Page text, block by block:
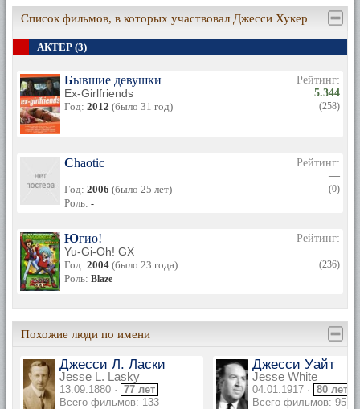
Список фильмов, в которых участвовал Джесси Хукер
АКТЕР (3)
Бывшие девушки
Ex-Girlfriends
Год: 2012 (было 31 год)
Рейтинг:
5.344
(258)
Chaotic
Год: 2006 (было 25 лет)
Роль: -
Рейтинг:
—
(0)
Югио!
Yu-Gi-Oh! GX
Год: 2004 (было 23 года)
Роль: Blaze
Рейтинг:
—
(236)
Похожие люди по имени
Джесси Л. Ласки
Jesse L. Lasky
13.09.1880 · 77 лет
Всего фильмов: 133
Джесси Уайт
Jesse White
04.01.1917 · 80 лет
Всего фильмов: 95